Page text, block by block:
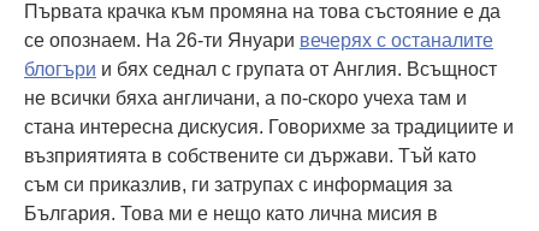
Първата крачка към промяна на това състояние е да
се опознаем. На 26-ти Януари вечерях с останалите
блогъри и бях седнал с групата от Англия. Всъщност
не всички бяха англичани, а по-скоро учеха там и
стана интересна дискусия. Говорихме за традициите и
възприятията в собствените си държави. Тъй като
съм си приказлив, ги затрупах с информация за
България. Това ми е нещо като лична мисия в